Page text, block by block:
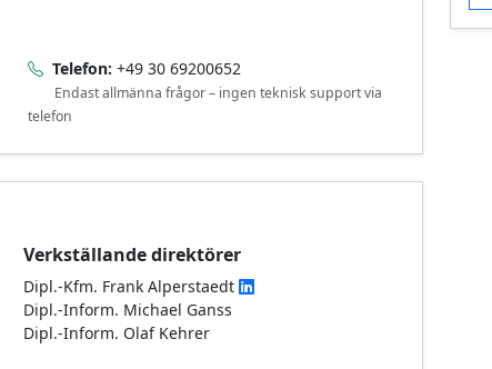
Telefon: +49 30 69200652
Endast allmänna frågor – ingen teknisk support via
telefon
Verkställande direktörer
Dipl.-Kfm. Frank Alperstaedt
Dipl.-Inform. Michael Ganss
Dipl.-Inform. Olaf Kehrer